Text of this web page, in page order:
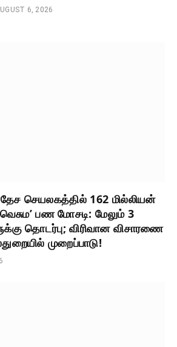
6, 2026
செயலகத்தில் 162 மில்லியன்
பண மோசடி: மேலும் 3
தொடர்பு; விரிவான விசாரணை
முறைப்பாடு!